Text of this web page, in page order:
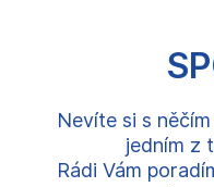
Nevíte si s
jedním z
Rádi Vám